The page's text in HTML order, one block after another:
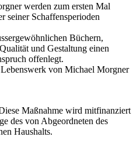
werden zum ersten Mal
seiner Schaffensperioden
Büchern,
und Gestaltung einen
offenlegt.
von Michael Morgner
Maßnahme wird mitfinanziert
des von Abgeordneten des
Haushalts.